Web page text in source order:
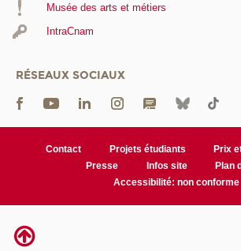
Musée des arts et métiers
IntraCnam
RÉSEAUX SOCIAUX
Contact Projets étudiants
Prix
Presse
Infos site
Plan
Accessibilité: non conforme